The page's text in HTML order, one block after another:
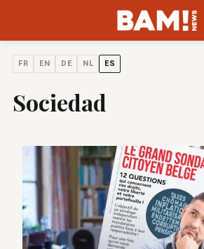
FR EN DE NL ES
Sociedad